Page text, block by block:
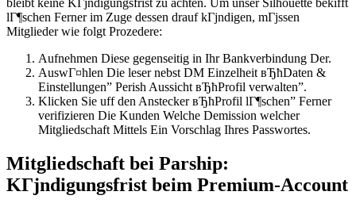
bleibt keine KГјndigungsfrist zu achten. Um unser Silhouette bekifft
lГ¶schen Ferner im Zuge dessen drauf kГјndigen, mГјssen
Mitglieder wie folgt Prozedere:
Aufnehmen Diese gegenseitig in Ihr Bankverbindung Der.
AuswГ¤hlen Die leser nebst DM Einzelheit вЂћDaten &
Einstellungen” Perish Aussicht вЂћProfil verwalten”.
Klicken Sie uff den Anstecker вЂћProfil lГ¶schen” Ferner
verifizieren Die Kunden Welche Demission welcher
Mitgliedschaft Mittels Ein Vorschlag Ihres Passwortes.
Mitgliedschaft bei Parship:
KГјndigungsfrist beim Premium-Account